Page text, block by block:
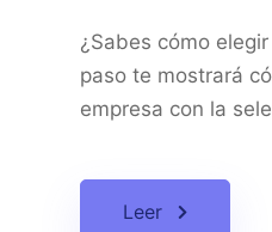
¿Sabes cómo
paso te mostrará
empresa con la
Leer